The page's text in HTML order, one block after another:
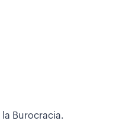
Burocracia.